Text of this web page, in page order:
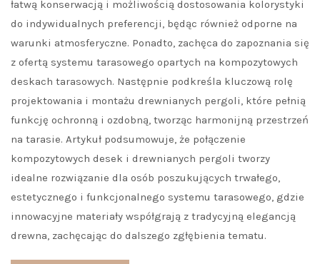
łatwą konserwacją i możliwością dostosowania kolorystyki
do indywidualnych preferencji, będąc również odporne na
warunki atmosferyczne. Ponadto, zachęca do zapoznania się
z ofertą systemu tarasowego opartych na kompozytowych
deskach tarasowych. Następnie podkreśla kluczową rolę
projektowania i montażu drewnianych pergoli, które pełnią
funkcję ochronną i ozdobną, tworząc harmonijną przestrzeń
na tarasie. Artykuł podsumowuje, że połączenie
kompozytowych desek i drewnianych pergoli tworzy
idealne rozwiązanie dla osób poszukujących trwałego,
estetycznego i funkcjonalnego systemu tarasowego, gdzie
innowacyjne materiały współgrają z tradycyjną elegancją
drewna, zachęcając do dalszego zgłębienia tematu.